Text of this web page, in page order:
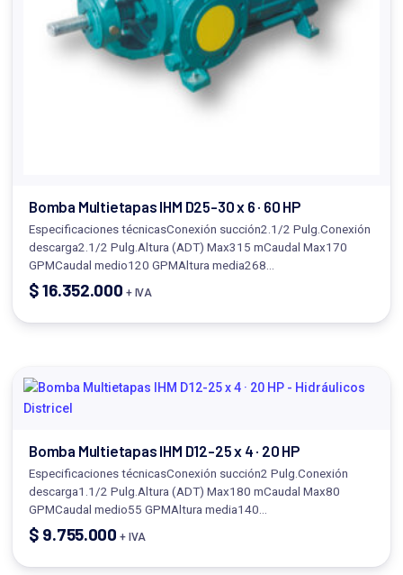
Bomba Multietapas IHM D25-30 x 6 · 60 HP
Especificaciones técnicasConexión succión2.1/2 Pulg.Conexión
descarga2.1/2 Pulg.Altura (ADT) Max315 mCaudal Max170
GPMCaudal medio120 GPMAltura media268…
$16.352.000 + IVA
Bomba Multietapas IHM D12-25 x 4 · 20 HP
Especificaciones técnicasConexión succión2 Pulg.Conexión
descarga1.1/2 Pulg.Altura (ADT) Max180 mCaudal Max80
GPMCaudal medio55 GPMAltura media140…
$ 9.755.000 + IVA